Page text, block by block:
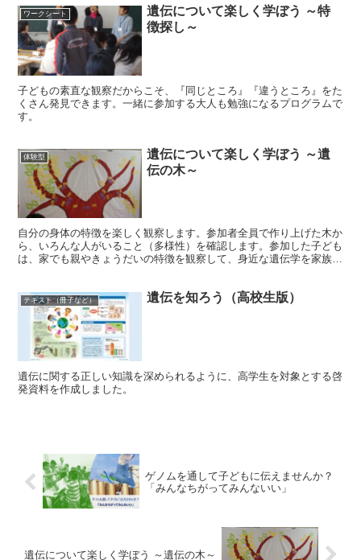
ワークシート
遺伝について楽しく学ぼう ～特
徴探し～
子どもの素直な観察だからこそ、『同じところ』『違うところ』をた
くさん発見できます。一緒に参加する大人も勉強になるプログラムで
す。
体験型
遺伝について楽しく学ぼう ～遺
伝の木～
自分の身体の特徴を楽しく観察します。参加者全員で作り上げた木か
ら、いろんな人がいること（多様性）を確認します。参加した子ども
は、家でも親やきょうだいの特徴を観察して、身近な遺伝学を家族に
テキスト（冊子など） 遺伝を知ろう（高校生版）
遺伝に関する正しい知識を深められるように、高学生を対象とする啓
発資料を作成しました。
ゲノムを通して子どもに伝えませんか？
「みんなちがってみんないい」
遺伝について楽しく学ぼう ～遺伝の木～